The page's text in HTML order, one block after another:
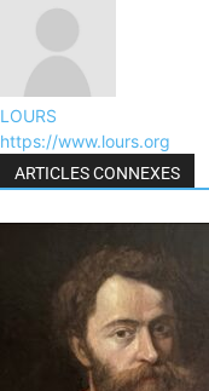
LOURS
https://www.lours.org
ARTICLES CONNEXES